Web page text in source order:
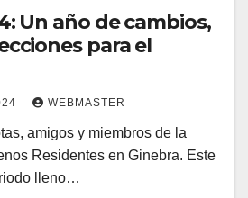
Un año de cambios,
para el
WEBMASTER
amigos y miembros de la
Residentes en Ginebra. Este
lleno…